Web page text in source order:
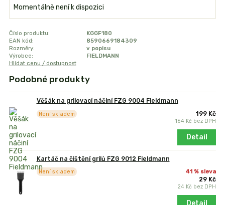
Momentálně není k dispozici
Číslo produktu:
KGGF180
EAN kód:
8590669184309
Rozměry:
v popisu
Výrobce:
FIELDMANN
Hlídat cenu / dostupnost
Podobné produkty
Věšák na grilovací náčiní FZG 9004 Fieldmann
199 Kč
164 Kč bez DPH
Není skladem
Detail
Kartáč na čištění grilů FZG 9012 Fieldmann
41 % sleva
29 Kč
24 Kč bez DPH
Není skladem
Detail